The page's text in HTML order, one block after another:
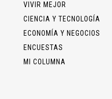
VIVIR MEJOR
CIENCIA Y TECNOLOGÍA
ECONOMÍA Y NEGOCIOS
ENCUESTAS
MI COLUMNA